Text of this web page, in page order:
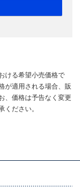
ける希望小売価格で
が適用される場合、販
、価格は予告なく変更
ださい。